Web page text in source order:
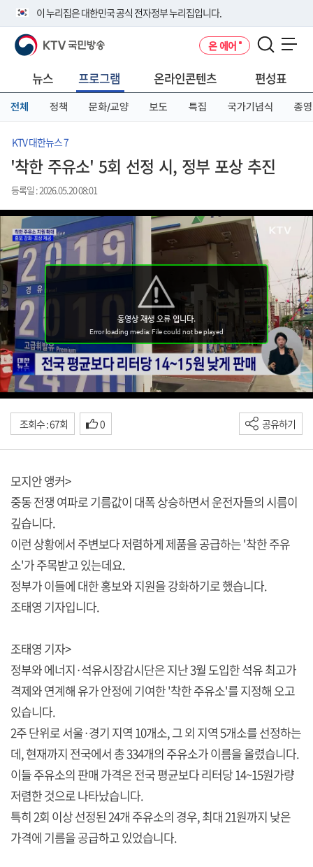
이 누리집은 대한민국 공식 전자정부 누리집입니다.
공식 누리집 주소 확인하기
니다.
이밖에 or.kr 또는 .kr등 다른 도메인 주소를 사용하고 있다면 아래 URL에
서 도메인 주소를 확인해 보세요
KTV 국민방송 온 에어
뉴스 프로그램 온라인콘텐츠 편성표
전체 정책 문화/교양 보도 특집 국가기념식 종영
KTV 대한뉴스 7
'착한 주유소' 5회 선정 시, 정부 포상 추진
등록일 : 2026.05.20 08:01
조회수 : 67회 0 공유하기
모지안 앵커>
중동 전쟁 여파로 기름값이 대폭 상승하면서 운전자들의 시름이
깊습니다.
이런 상황에서 주변보다 저렴하게 제품을 공급하는 '착한 주유
소'가 주목받고 있는데요.
정부가 이들에 대한 홍보와 지원을 강화하기로 했습니다.
조태영 기자입니다.
조태영 기자>
정부와 에너지·석유시장감시단은 지난 3월 도입한 석유 최고가
격제와 연계해 유가 안정에 기여한 '착한 주유소'를 지정해 오고
있습니다.
2주 단위로 서울·경기 지역 10개소, 그 외 지역 5개소를 선정하는
데, 현재까지 전국에서 총 334개의 주유소가 이름을 올렸습니다.
이들 주유소의 판매 가격은 전국 평균보다 리터당 14~15원가량
저렴한 것으로 나타났습니다.
특히 2회 이상 선정된 24개 주유소의 경우, 최대 21원까지 낮은
가격에 기름을 공급하고 있었습니다.